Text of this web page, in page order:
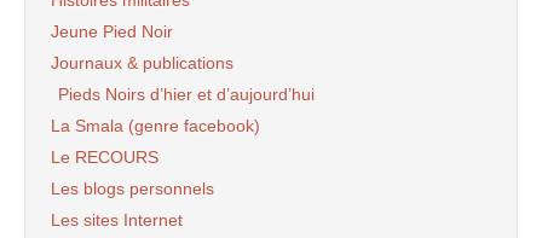
Jeune Pied Noir
Journaux & publications
Pieds Noirs d’hier et d’aujourd’hui
La Smala (genre facebook)
Le RECOURS
Les blogs personnels
Les sites Internet